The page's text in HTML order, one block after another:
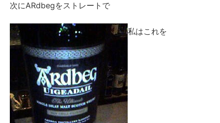
次にARdbegをストレートで
私はこれを